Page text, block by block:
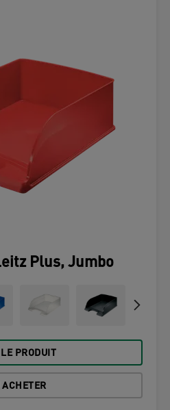
Plus, Jumbo
PRODUIT
ACHETER